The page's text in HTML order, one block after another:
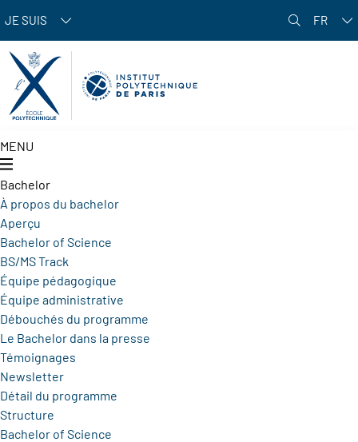
JE SUIS FR
MENU
Bachelor
À propos du bachelor
Aperçu
Bachelor of Science
BS/MS Track
Équipe pédagogique
Équipe administrative
Débouchés du programme
Le Bachelor dans la presse
Témoignages
Newsletter
Détail du programme
Structure
Bachelor of Science